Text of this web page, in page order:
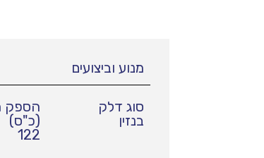
מנוע וביצועים
סוג דלק
בנזין
הספק
(כ"ס)
122